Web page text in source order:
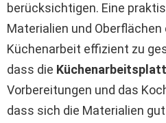
berücksichtigen. Eine
Materialien und
Küchenarbeit effizient zu
dass die
Vorbereitungen und das
dass sich die Materialien